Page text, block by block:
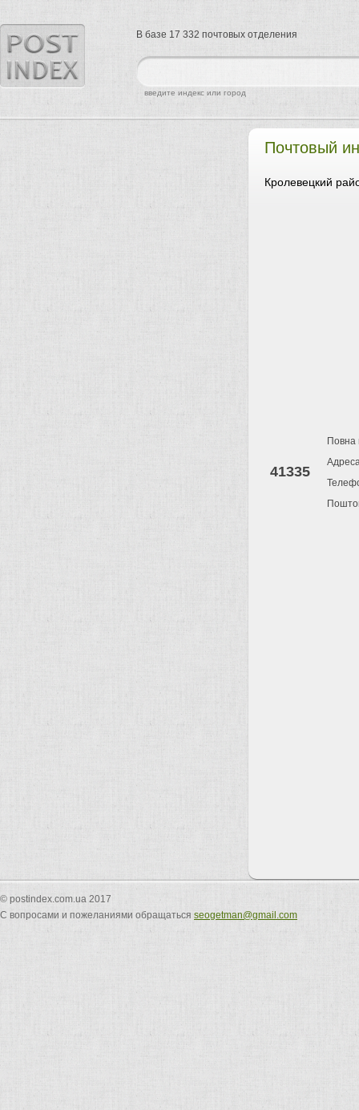
Почтовый
Кролевецкий
41335
Повна
найти
введите индекс или город
В базе 17 332 почтовых отделения
© postindex.com.ua 2017
С вопросами и пожеланиями обращаться seogetman@gmail.com